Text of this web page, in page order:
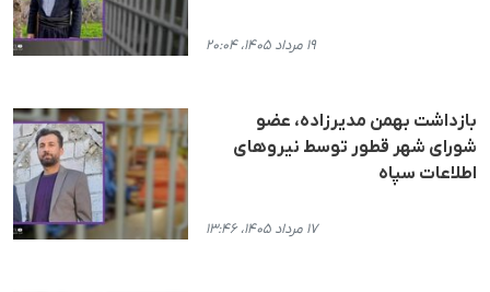
۱۹ مرداد ۱۴۰۵، ۲۰:۰۴
بازداشت بهمن مدیرزاده، عضو
شورای شهر قطور توسط نیروهای
اطلاعات سپاه
۱۷ مرداد ۱۴۰۵، ۱۳:۴۶